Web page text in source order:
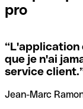
locales.
Si vous n'êtes
utiliser, nous
codes SWIFT par
vérification/
trouver et
transferts
pro
“L'application
que je n'ai
service client.
Jean-Marc